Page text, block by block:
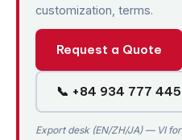
customization, terms.
Request a Quote
📞 +84 934 777 445
Export desk (EN/ZH/JA) — VI